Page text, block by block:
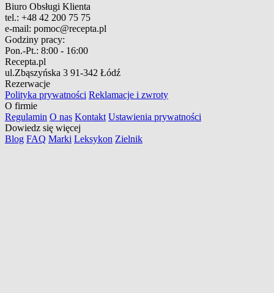
Biuro Obsługi Klienta
tel.: +48 42 200 75 75
e-mail: pomoc@recepta.pl
Godziny pracy:
Pon.-Pt.: 8:00 - 16:00
Recepta.pl
ul.Zbąszyńska 3 91-342 Łódź
Rezerwacje
Polityka prywatności Reklamacje i zwroty
O firmie
Regulamin O nas Kontakt Ustawienia prywatności
Dowiedz się więcej
Blog FAQ Marki Leksykon Zielnik